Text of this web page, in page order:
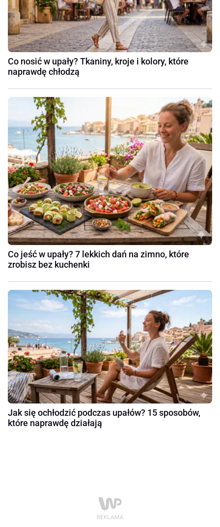
Co nosić w upały? Tkaniny, kroje i kolory, które
naprawdę chłodzą
Co jeść w upały? 7 lekkich dań na zimno, które
zrobisz bez kuchenki
Jak się ochłodzić podczas upałów? 15 sposobów,
które naprawdę działają